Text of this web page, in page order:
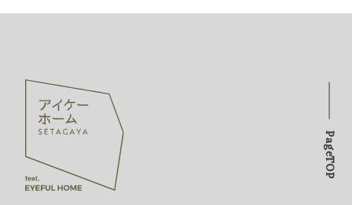
PageTOP